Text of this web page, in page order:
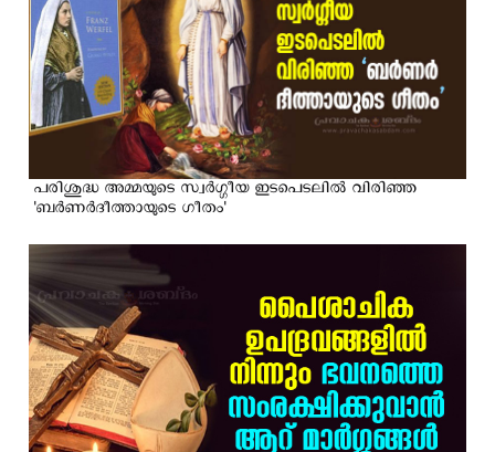
പരിശുദ്ധ അമ്മയുടെ സ്വര്‍ഗ്ഗീയ ഇടപെടലില്‍ വിരിഞ്ഞ
'ബര്‍ണര്‍ദീത്തായുടെ ഗീതം'